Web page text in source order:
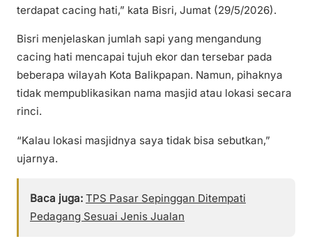
terdapat cacing hati,” kata Bisri, Jumat (29/5/2026).
Bisri menjelaskan jumlah sapi yang mengandung
cacing hati mencapai tujuh ekor dan tersebar pada
beberapa wilayah Kota Balikpapan. Namun, pihaknya
tidak mempublikasikan nama masjid atau lokasi secara
rinci.
“Kalau lokasi masjidnya saya tidak bisa sebutkan,”
ujarnya.
Baca juga: TPS Pasar Sepinggan Ditempati
Pedagang Sesuai Jenis Jualan